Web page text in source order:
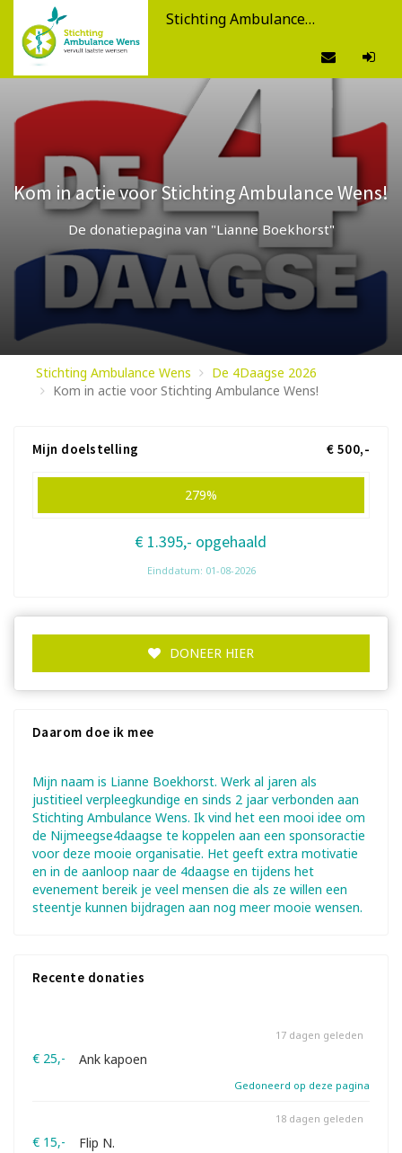
Stichting Ambulance Wens
Kom in actie voor Stichting Ambulance Wens!
De donatiepagina van "Lianne Boekhorst"
Stichting Ambulance Wens
De 4Daagse 2026
Kom in actie voor Stichting Ambulance Wens!
Mijn doelstelling € 500,-
279%
€ 1.395,- opgehaald
Einddatum: 01-08-2026
DONEER HIER
Daarom doe ik mee
Mijn naam is Lianne Boekhorst. Werk al jaren als
justitieel verpleegkundige en sinds 2 jaar verbonden aan
Stichting Ambulance Wens. Ik vind het een mooi idee om
de Nijmeegse4daagse te koppelen aan een sponsoractie
voor deze mooie organisatie. Het geeft extra motivatie
en in de aanloop naar de 4daagse en tijdens het
evenement bereik je veel mensen die als ze willen een
steentje kunnen bijdragen aan nog meer mooie wensen.
Recente donaties
€ 25,- Ank kapoen
17 dagen geleden
Gedoneerd op deze pagina
€ 15,- Flip N.
18 dagen geleden